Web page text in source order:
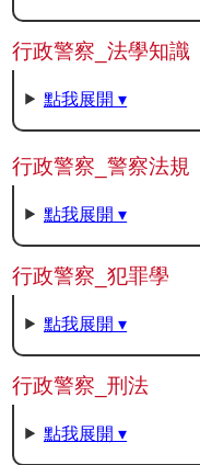
行政警察_法學知識
點我展開 ▾
行政警察_警察法規
點我展開 ▾
行政警察_犯罪學
點我展開 ▾
行政警察_刑法
點我展開 ▾